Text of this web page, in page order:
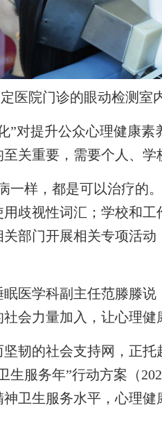
医院门诊的眼动检测室
提升公众心理健康素
关重要，需要个人、
样，都是可以治疗的。
歧视性词汇；学校和
部门开展相关专项活
学科副主任范滕滕说
会力量加入，让心理健
的社会支持网，正托
生服务年”行动方案（
卫生服务水平，心理